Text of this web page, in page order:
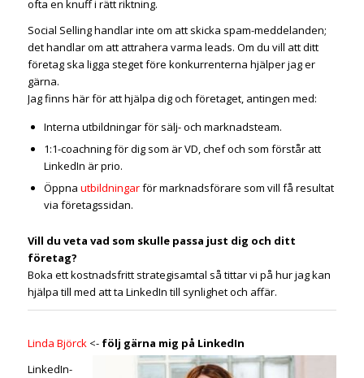
ofta en knuff i rätt riktning.
Social Selling handlar inte om att skicka spam-meddelanden;
det handlar om att attrahera varma leads. Om du vill att ditt
företag ska ligga steget före konkurrenterna hjälper jag er
gärna.
Jag finns här för att hjälpa dig och företaget, antingen med:
Interna utbildningar för sälj- och marknadsteam.
1:1-coachning för dig som är VD, chef och som förstår att
LinkedIn är prio.
Öppna utbildningarför marknadsförare som vill få resultat
via företagssidan.
Vill du veta vad som skulle passa just dig och ditt
företag?
Boka ett kostnadsfritt strategisamtal så tittar vi på hur jag kan
hjälpa till med att ta LinkedIn till synlighet och affär.
Linda Björck<- följ gärna mig på LinkedIn
LinkedIn-